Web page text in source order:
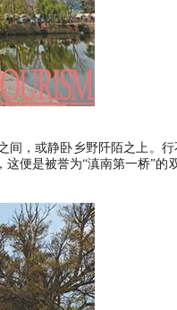
间，或静卧乡野阡陌之上。行
这便是被誉为“滇南第一桥”的